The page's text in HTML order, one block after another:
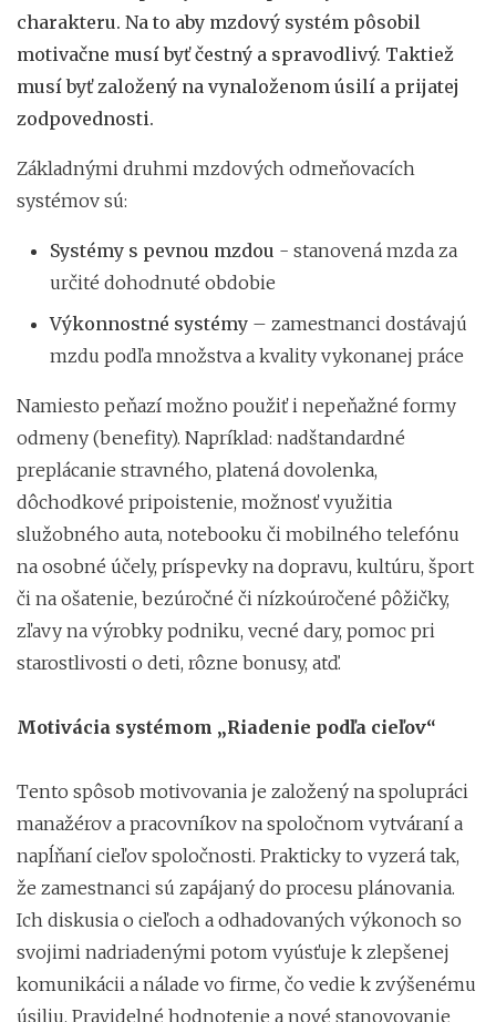
charakteru. Na to aby mzdový systém pôsobil
motivačne musí byť čestný a spravodlivý. Taktiež
musí byť založený na vynaloženom úsilí a prijatej
zodpovednosti.
Základnými druhmi mzdových odmeňovacích
systémov sú:
Systémy s pevnou mzdou - stanovená mzda za
určité dohodnuté obdobie
Výkonnostné systémy – zamestnanci dostávajú
mzdu podľa množstva a kvality vykonanej práce
Namiesto peňazí možno použiť i nepeňažné formy
odmeny (benefity). Napríklad: nadštandardné
preplácanie stravného, platená dovolenka,
dôchodkové pripoistenie, možnosť využitia
služobného auta, notebooku či mobilného telefónu
na osobné účely, príspevky na dopravu, kultúru, šport
či na ošatenie, bezúročné či nízkoúročené pôžičky,
zľavy na výrobky podniku, vecné dary, pomoc pri
starostlivosti o deti, rôzne bonusy, atď.
Motivácia systémom „Riadenie podľa cieľov“
Tento spôsob motivovania je založený na spolupráci
manažérov a pracovníkov na spoločnom vytváraní a
napĺňaní cieľov spoločnosti. Prakticky to vyzerá tak,
že zamestnanci sú zapájaný do procesu plánovania.
Ich diskusia o cieľoch a odhadovaných výkonoch so
svojimi nadriadenými potom vyúsťuje k zlepšenej
komunikácii a nálade vo firme, čo vedie k zvýšenému
úsiliu. Pravidelné hodnotenie a nové stanovovanie